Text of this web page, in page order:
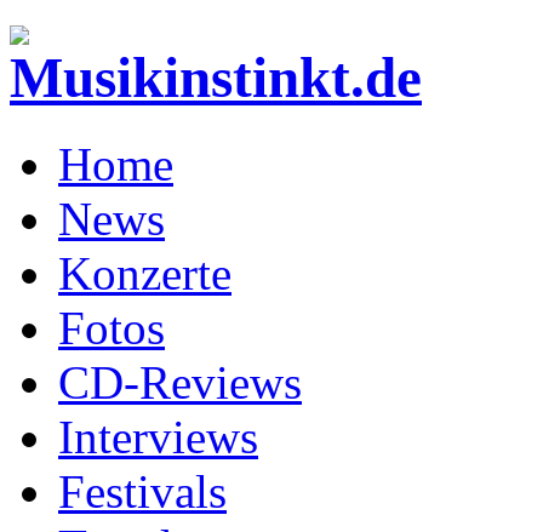
Home
News
Konzerte
Fotos
CD-Reviews
Interviews
Festivals